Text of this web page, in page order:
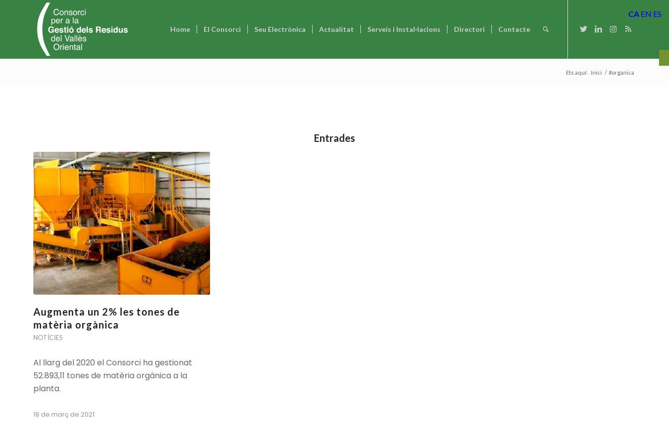
Home El Consorci Seu Electrònica Actualitat Serveis i Instal·lacions Directori Contacte
Ets aquí: Inici / #organica
Entrades
Augmenta un 2% les tones de
matèria orgànica
NOTÍCIES
Al llarg del 2020 el Consorci ha gestionat
52.893,11 tones de matèria orgànica a la
planta.
18 de març de 2021
CA EN ES